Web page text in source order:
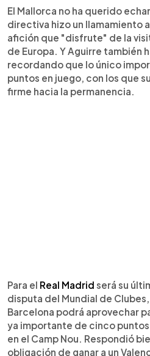
El Mallorca no ha querido
directiva hizo un llamamiento
afición que "disfrute" de la
de Europa. Y Aguirre también
recordando que lo único
puntos en juego, con los que
firme hacia la permanencia.
Para el Real Madrid será su
disputa del Mundial de
Barcelona podrá aprovechar
ya importante de cinco
en el Camp Nou. Respondió
obligación de ganar a un